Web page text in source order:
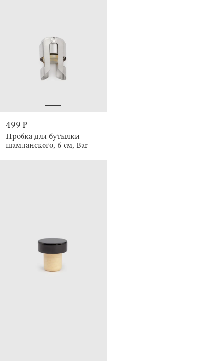
499 ₽
Пробка для бутылки
шампанского, 6 см, Bar